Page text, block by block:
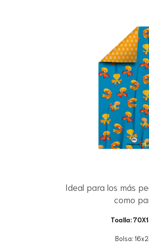
Ideal para los más
como
Toalla:
Bolsa: